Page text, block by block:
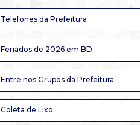
Telefones da Prefeitura
Feriados de 2026 em BD
Entre nos Grupos da Prefeitura
Coleta de Lixo